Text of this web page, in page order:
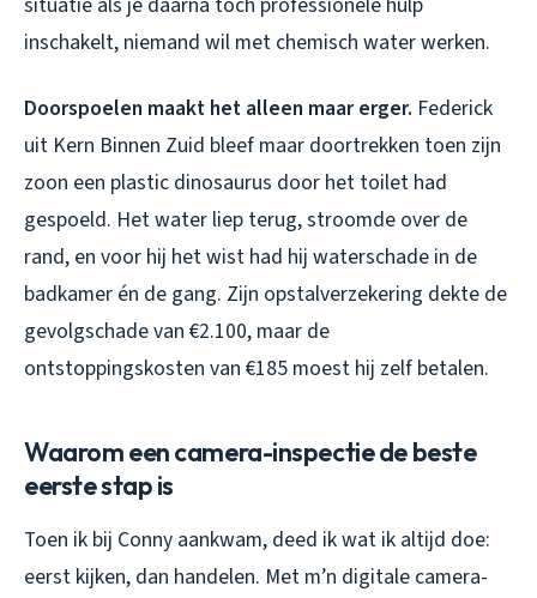
inschakelt, niemand wil met chemisch water werken.
Doorspoelen maakt het alleen maar erger. Federick
uit Kern Binnen Zuid bleef maar doortrekken toen zijn
zoon een plastic dinosaurus door het toilet had
gespoeld. Het water liep terug, stroomde over de
rand, en voor hij het wist had hij waterschade in de
badkamer én de gang. Zijn opstalverzekering dekte de
gevolgschade van €2.100, maar de
ontstoppingskosten van €185 moest hij zelf betalen.
Waarom een camera-inspectie de beste
eerste stap is
Toen ik bij Conny aankwam, deed ik wat ik altijd doe:
eerst kijken, dan handelen. Met m’n digitale camera-